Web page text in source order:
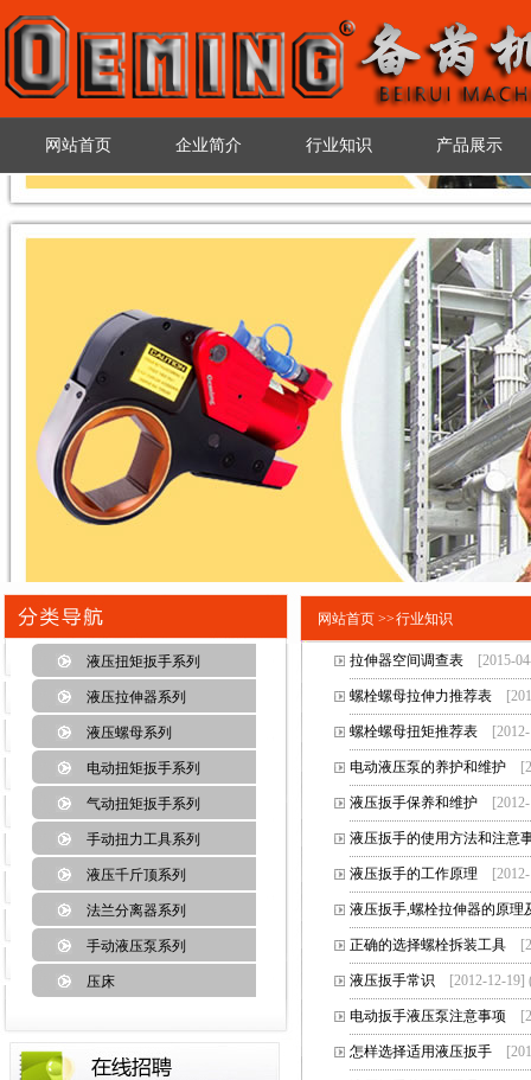
网站首页 企业简介 行业知识 产品展示
液压扭矩扳手系列
液压拉伸器系列
液压螺母系列
电动扭矩扳手系列
气动扭矩扳手系列
手动扭力工具系列
液压千斤顶系列
法兰分离器系列
手动液压泵系列
压床
网站首页 >>行业知识
拉伸器空间调查表 [2015-
螺栓螺母拉伸力推荐表
螺栓螺母扭矩推荐表
电动液压泵的养护和维护
液压扳手保养和维护
液压扳手的使用方法和注意
液压扳手的工作原理
液压扳手,螺栓拉伸器的原理
正确的选择螺栓拆装工具
液压扳手常识 [2012-12-19]
电动扳手液压泵注意事项
怎样选择适用液压扳手